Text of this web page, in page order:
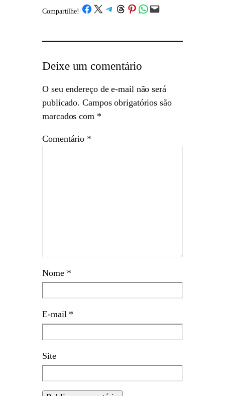
Compartilhe!/Share on Facebook
Share on X Share on Telegram
Share on Threads
Share on Pinterest
Share on WhatsApp
Email this Page
Deixe um comentário
O seu endereço de e-mail não será
publicado. Campos obrigatórios são
marcados com *
Comentário *
Nome *
E-mail *
Site